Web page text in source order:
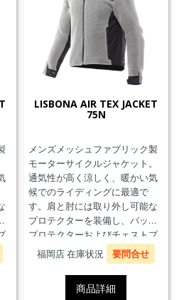
LISBONA AIR TEX JACKET
75N
メンズメッシュファブリック製
モーターサイクルジャケット。
通気性が高く涼しく、暖かい気
候でのライディングに最適で
す。肩と肘には取り外し可能な
プロテクターを装備し、バック
プロテクターおよびチェストプ
ロテクターにも対応していま
す。
福岡店 在庫状況 要問合せ
商品詳細